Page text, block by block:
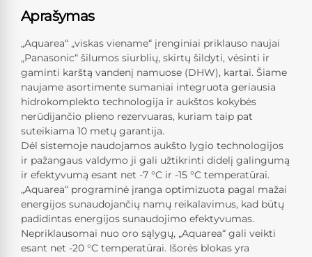
Aprašymas
„Aquarea“ „viskas viename“ įrenginiai priklauso naujai
„Panasonic“ šilumos siurblių, skirtų šildyti, vėsinti ir
gaminti karštą vandenį namuose (DHW), kartai. Šiame
naujame asortimente sumaniai integruota geriausia
hidrokomplekto technologija ir aukštos kokybės
nerūdijančio plieno rezervuaras, kuriam taip pat
suteikiama 10 metų garantija.
Dėl sistemoje naudojamos aukšto lygio technologijos
ir pažangaus valdymo ji gali užtikrinti didelį galingumą
ir efektyvumą esant net -7 °C ir -15 °C temperatūrai.
„Aquarea“ programinė įranga optimizuota pagal mažai
energijos sunaudojančių namų reikalavimus, kad būtų
padidintas energijos sunaudojimo efektyvumas.
Nepriklausomai nuo oro sąlygų, „Aquarea“ gali veikti
esant net -20 °C temperatūrai. Išorės blokas yra